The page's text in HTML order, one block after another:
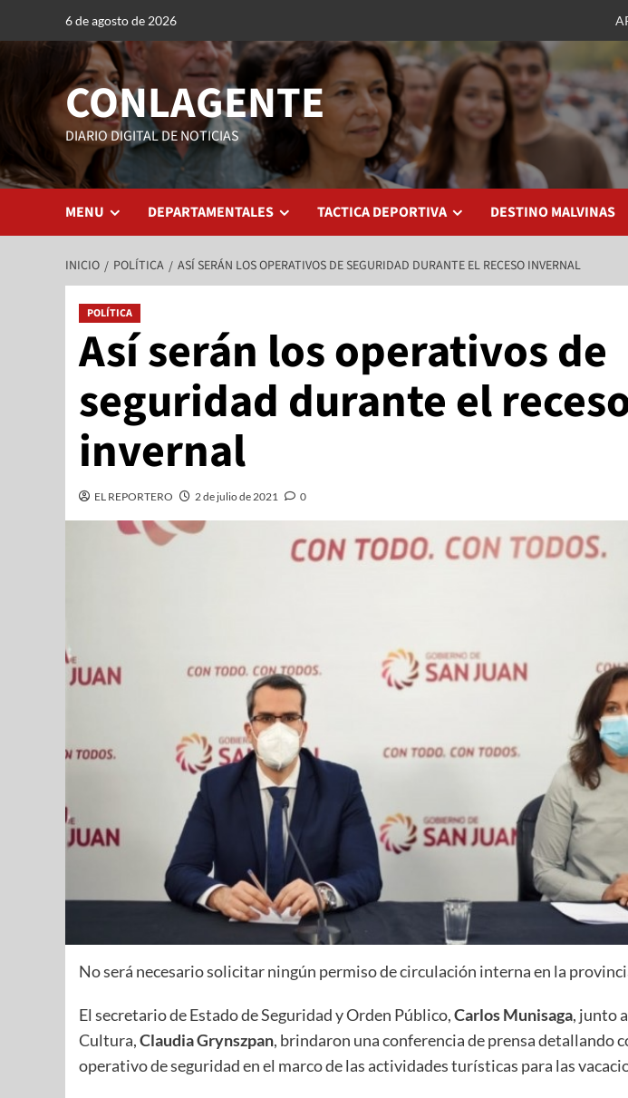
6 de agosto de 2026
CONLAGENTE
DIARIO DIGITAL DE NOTICIAS
MENU DEPARTAMENTALES TACTICA DEPORTIVA DESTINO MALVINAS
INICIO POLÍTICA ASÍ SERÁN LOS OPERATIVOS DE SEGURIDAD DURANTE EL RECESO INVERNAL
POLÍTICA
Así serán los operativos de
seguridad durante el
invernal
EL REPORTERO 2 de julio de 2021 0
No será necesario solicitar ningún permiso de circulación interna en la
El secretario de Estado de Seguridad y Orden Público,Carlos Munisaga, junto
Cultura,Claudia Grynszpan, brindaron una conferencia de prensa detallando
operativo de seguridad en el marco de las actividades turísticas para las